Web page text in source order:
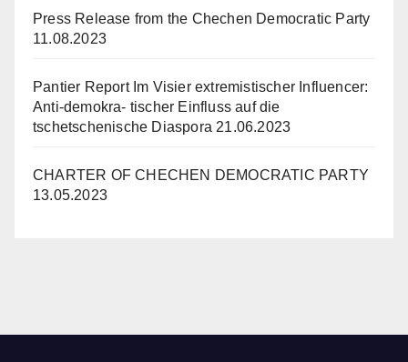
Press Release from the Chechen Democratic Party
11.08.2023
Pantier Report Im Visier extremistischer Influencer:
Anti-demokra- tischer Einfluss auf die
tschetschenische Diaspora 21.06.2023
CHARTER OF CHECHEN DEMOCRATIC PARTY
13.05.2023